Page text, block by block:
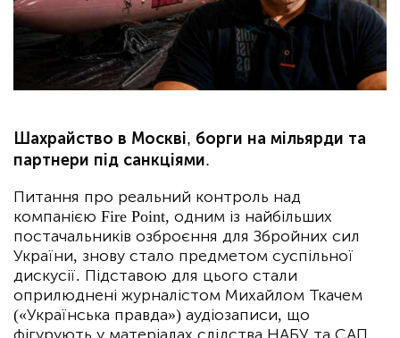
Шахрайство в Москві, борги на мільярди та
партнери під санкціями.
Питання про реальний контроль над
компанією Fire Point, одним із найбільших
постачальників озброєння для Збройних сил
України, знову стало предметом суспільної
дискусії. Підставою для цього стали
оприлюднені журналістом Михайлом Ткачем
(«Українська правда») аудіозаписи, що